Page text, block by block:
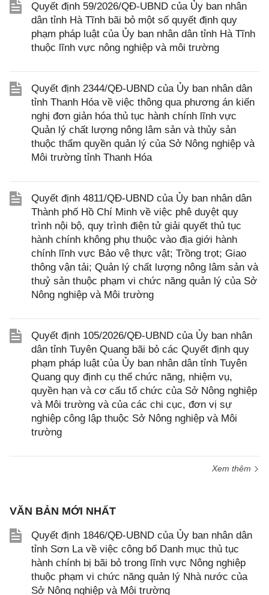
Quyết định 59/2026/QĐ-UBND của Ủy ban nhân
dân tỉnh Hà Tĩnh bãi bỏ một số quyết định quy
phạm pháp luật của Ủy ban nhân dân tỉnh Hà Tĩnh
thuộc lĩnh vực nông nghiệp và môi trường
Quyết định 2344/QĐ-UBND của Ủy ban nhân dân
tỉnh Thanh Hóa về việc thông qua phương án kiến
nghị đơn giản hóa thủ tục hành chính lĩnh vực
Quản lý chất lượng nông lâm sản và thủy sản
thuộc thẩm quyền quản lý của Sở Nông nghiệp và
Môi trường tỉnh Thanh Hóa
Quyết định 4811/QĐ-UBND của Ủy ban nhân dân
Thành phố Hồ Chí Minh về việc phê duyệt quy
trình nội bộ, quy trình điện tử giải quyết thủ tục
hành chính không phụ thuộc vào địa giới hành
chính lĩnh vực Bảo vệ thực vật; Trồng trọt; Giao
thông vận tải; Quản lý chất lượng nông lâm sản và
thuỷ sản thuộc phạm vi chức năng quản lý của Sở
Nông nghiệp và Môi trường
Quyết định 105/2026/QĐ-UBND của Ủy ban nhân
dân tỉnh Tuyên Quang bãi bỏ các Quyết định quy
phạm pháp luật của Ủy ban nhân dân tỉnh Tuyên
Quang quy định cụ thể chức năng, nhiệm vụ,
quyền hạn và cơ cấu tổ chức của Sở Nông nghiệp
và Môi trường và của các chi cục, đơn vị sự
nghiệp công lập thuộc Sở Nông nghiệp và Môi
trường
Xem thêm
VĂN BẢN MỚI NHẤT
Quyết định 1846/QĐ-UBND của Ủy ban nhân dân
tỉnh Sơn La về việc công bố Danh mục thủ tục
hành chính bị bãi bỏ trong lĩnh vực Nông nghiệp
thuộc phạm vi chức năng quản lý Nhà nước của
Sở Nông nghiệp và Môi trường